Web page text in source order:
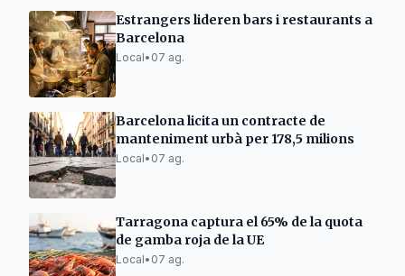
Estrangers lideren bars i restaurants a
Barcelona
Local• 07 ag.
Barcelona licita un contracte de
manteniment urbà per 178,5 milions
Local• 07 ag.
Tarragona captura el 65% de la quota
de gamba roja de la UE
Local• 07 ag.